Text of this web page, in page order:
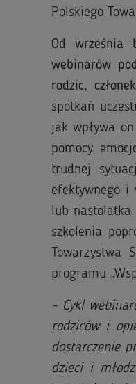
Polskiego
Od września
webinarów
rodzic,
spotkań
jak wpływa
pomocy
trudnej
efektywnego i
lub
szkolenia
Towarzystwa
programu
– Cykl
rodziców i
dostarczenie
dzieci i